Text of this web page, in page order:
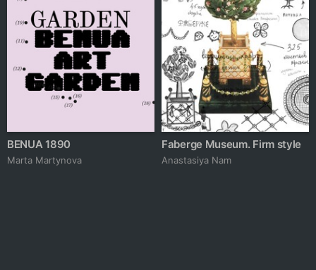
BENUA 1890
Marta Martynova
Faberge Museum. Firm style
Anastasiya Nam